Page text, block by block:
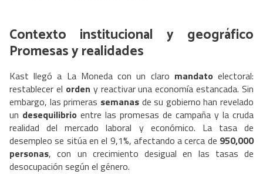
Contexto institucional y geográfico
Promesas y realidades
Kast llegó a La Moneda con un claro mandato electoral:
restablecer el orden y reactivar una economía estancada. Sin
embargo, las primeras semanasde su gobierno han revelado
un desequilibrio entre las promesas de campaña y la cruda
realidad del mercado laboral y económico. La tasa de
desempleo se sitúa en el 9,1%, afectando a cerca de 950,000
personas, con un crecimiento desigual en las tasas de
desocupación según el género.